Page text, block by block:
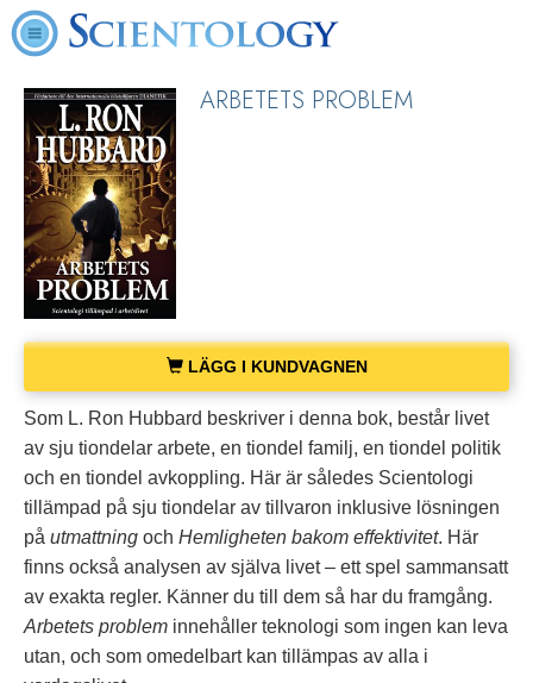
ARBETETS PROBLEM
LÄGG I KUNDVAGNEN
Som L. Ron Hubbard beskriver i denna bok, består livet
av sju tiondelar arbete, en tiondel familj, en tiondel politik
och en tiondel avkoppling. Här är således Scientologi
tillämpad på sju tiondelar av tillvaron inklusive lösningen
på utmattning och Hemligheten bakom effektivitet. Här
finns också analysen av själva livet – ett spel sammansatt
av exakta regler. Känner du till dem så har du framgång.
Arbetets problem innehåller teknologi som ingen kan leva
utan, och som omedelbart kan tillämpas av alla i